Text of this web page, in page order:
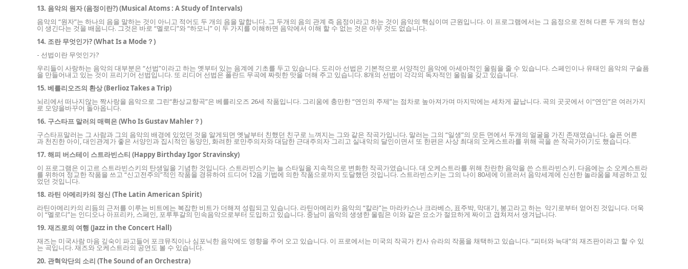
13. 음악의 원자 (음정이란?) (Musical Atoms : A Study of Intervals)
음악의 “원자”는 하나의 음을 말하는 것이 아니고 적어도 두 개의 음을 말합니다. 그 두개의 음의 관계 즉 음정이라고 하는 것이 음악의 핵심이며 근원입니다. 이 프로그램에서는 그 음정으로 전혀 다른 두 개의 현상
이 생긴다는 것을 배웁니다. 그것은 바로 “멜로디”와 “하모니” 이 두 가지를 이해하면 음악에서 이해 할 수 없는 것은 아무 것도 없습니다.
14. 조란 무엇인가? (What Is a Mode？)
- 선법이란 무엇인가?
우리들이 사랑하는 음악의 대부분은 “선법”이라고 하는 옛부터 있는 음계에 기초를 두고 있습니다. 도리아 선법은 기본적으로 서양적인 음악에 아세아적인 울림을 줄 수 있습니다. 스페인이나 유태인 음악의 구슬픔
을 만들어내고 있는 것이 프리기어 선법입니다. 또 리디어 선법은 폴란드 무곡에 짜릿한 맛을 더해 주고 있습니다. 8개의 선법이 각각의 독자적인 울림을 갖고 있습니다.
15. 베를리오즈의 환상 (Berlioz Takes a Trip)
뇌리에서 떠나지않는 짝사랑을 음악으로 그린“환상교향곡”은 베를리오즈 26세 작품입니다. 그리움에 충만한 “연인의 주제”는 점차로 높아져가며 마지막에는 세차게 끝납니다. 곡의 곳곳에서 이“연인”은 여러가지
로 모양을바꾸어 돌아옵니다.
16. 구스타프 말러의 매력은 (Who Is Gustav Mahler？)
구스타프말러는 그 사람과 그의 음악의 배경에 있었던 것을 알게되면 옛날부터 친했던 친구로 느껴지는 그와 같은 작곡가입니다. 말러는 그의 “일생”의 모든 면에서 두개의 얼굴을 가진 존재였습니다. 슬픈 어른
과 천진한 아이, 대인관계가 좋은 서양인과 집시적인 동양인, 화려한 로만주의자와 대담한 근대주의자 그리고 실내악의 달인이면서 또 한편은 사상 최대의 오케스트라를 위해 곡을 쓴 작곡가이기도 했습니다.
17. 해피 버스테이 스트라빈스티 (Happy Birthday Igor Stravinsky)
이 프로그램은 이고르 스트라빈스키의 탄생일을 기념한 것입니다. 스트라빈스키는 늘 스타일을 지속적으로 변화한 작곡가였습니다. 대 오케스트라를 위해 찬란한 음악을 쓴 스트라빈스키. 다음에는 소 오케스트라
를 위하여 정교한 작품을 쓰고 “신고전주의”적인 작품을 경유하여 드디어 12음 기법에 의한 작품으로까지 도달했던 것입니다. 스트라빈스키는 그의 나이 80세에 이르러서 음악세계에 신선한 놀라움을 제공하고 있
었던 것입니다.
18. 라틴 아메리카의 정신 (The Latin American Spirit)
라틴아메리카의 리듬의 근저를 이루는 비트에는 복잡한 비트가 더해져 성립되고 있습니다. 라틴아메리카 음악의 “칼라”는 마라카스나 크라베스, 표주박, 막대기, 봉고라고 하는 악기로부터 얻어진 것입니다. 더욱
이 “멜로디”는 인디오나 아프리카, 스페인, 포루투갈의 민속음악으로부터 도입하고 있습니다. 중남미 음악의 생생한 울림은 이와 같은 요소가 절묘하게 짜이고 겹쳐져서 생겨납니다.
19. 재즈로의 여행 (Jazz in the Concert Hall)
재즈는 미국사람 마음 깊숙이 파고들어 포크뮤직이나 심포닉한 음악에도 영향을 주어 오고 있습니다. 이 프로에서는 미국의 작곡가 칸사 슈라의 작품을 채택하고 있습니다. “피터와 늑대”의 재즈판이라고 할 수 있
는 곡입니다. 재즈와 오케스트라의 공연도 볼 수 있습니다.
20. 관혁악단의 소리 (The Sound of an Orchestra)